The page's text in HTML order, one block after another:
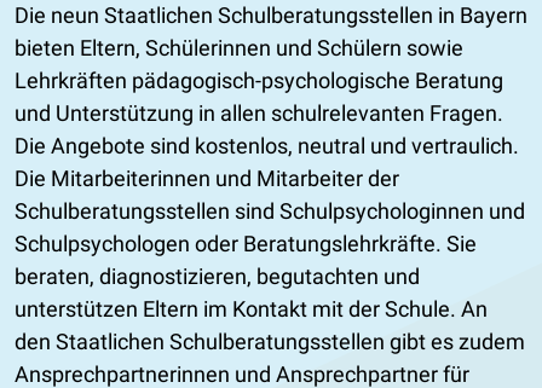
Die neun Staatlichen Schulberatungsstellen in Bayern
bieten Eltern, Schülerinnen und Schülern sowie
Lehrkräften pädagogisch-psychologische Beratung
und Unterstützung in allen schulrelevanten Fragen.
Die Angebote sind kostenlos, neutral und vertraulich.
Die Mitarbeiterinnen und Mitarbeiter der
Schulberatungsstellen sind Schulpsychologinnen und
Schulpsychologen oder Beratungslehrkräfte. Sie
beraten, diagnostizieren, begutachten und
unterstützen Eltern im Kontakt mit der Schule. An
den Staatlichen Schulberatungsstellen gibt es zudem
Ansprechpartnerinnen und Ansprechpartner für